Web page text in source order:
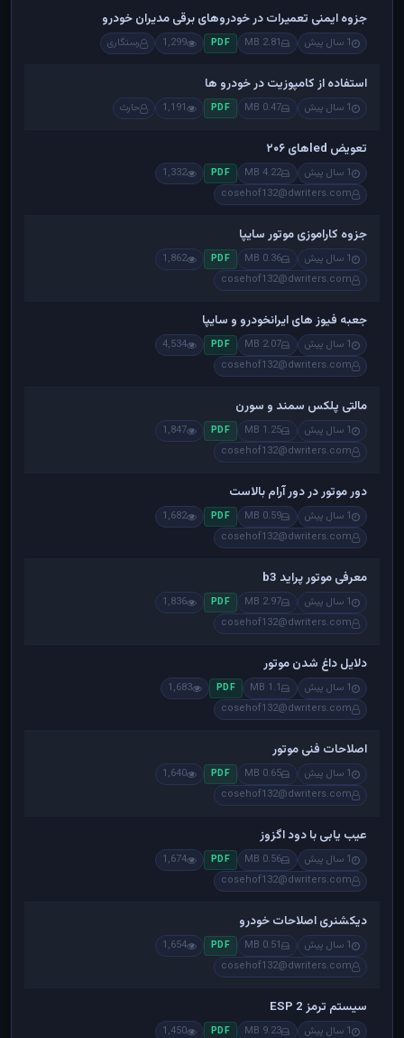
جزوه ایمنی تعمیرات در خودروهای برقی مدیران خودرو
1 سال پیش 2.81 MB
PDF
1,299 رستگاری
استفاده از کامپوزیت در خودرو ها
1 سال پیش 0.47 MB
PDF
1,191 حارث
تعویض ledهای ۲۰۶
1 سال پیش 4.22 MB
PDF
1,332
cosehof132@dwriters.com
جزوه کاراموزی موتور سایپا
1 سال پیش 0.36 MB
PDF
1,862
cosehof132@dwriters.com
جعبه فیوز های ایرانخودرو و سایپا
1 سال پیش 2.07 MB
PDF
4,534
cosehof132@dwriters.com
مالتی پلکس سمند و سورن
1 سال پیش 1.25 MB
PDF
1,847
cosehof132@dwriters.com
دور موتور در دور آرام بالاست
1 سال پیش 0.59 MB
PDF
1,682
cosehof132@dwriters.com
معرفی موتور پراید b3
1 سال پیش 2.97 MB
PDF
1,836
cosehof132@dwriters.com
دلایل داغ شدن موتور
1 سال پیش 1.1 MB
PDF
1,683
cosehof132@dwriters.com
اصلاحات فنی موتور
1 سال پیش 0.65 MB
PDF
1,640
cosehof132@dwriters.com
عیب یابی با دود اگزوز
1 سال پیش 0.56 MB
PDF
1,674
cosehof132@dwriters.com
دیکشنری اصلاحات خودرو
1 سال پیش 0.51 MB
PDF
1,654
cosehof132@dwriters.com
سیستم ترمز ESP 2
1 سال پیش 9.23 MB
PDF
1,450